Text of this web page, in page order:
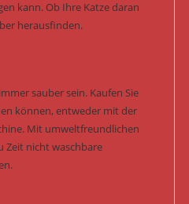
kann. Ob Ihre Katze daran
herausfinden.
sauber sein. Kaufen Sie
können, entweder mit der
Mit umweltfreundlichen
Zeit nicht waschbare